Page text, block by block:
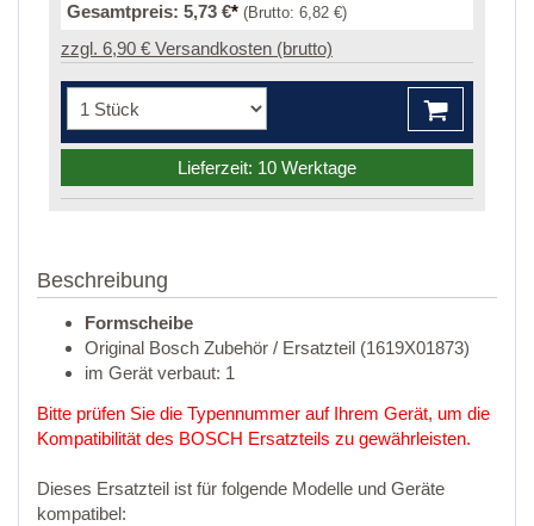
Gesamtpreis: 5,73 €* (Brutto: 6,82 €)
zzgl. 6,90 € Versandkosten (brutto)
Lieferzeit: 10 Werktage
Beschreibung
Formscheibe
Original Bosch Zubehör / Ersatzteil (1619X01873)
im Gerät verbaut: 1
Bitte prüfen Sie die Typennummer auf Ihrem Gerät, um die
Kompatibilität des BOSCH Ersatzteils zu gewährleisten.
Dieses Ersatzteil ist für folgende Modelle und Geräte
kompatibel: